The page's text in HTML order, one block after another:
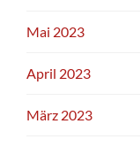
Mai 2023
April 2023
März 2023